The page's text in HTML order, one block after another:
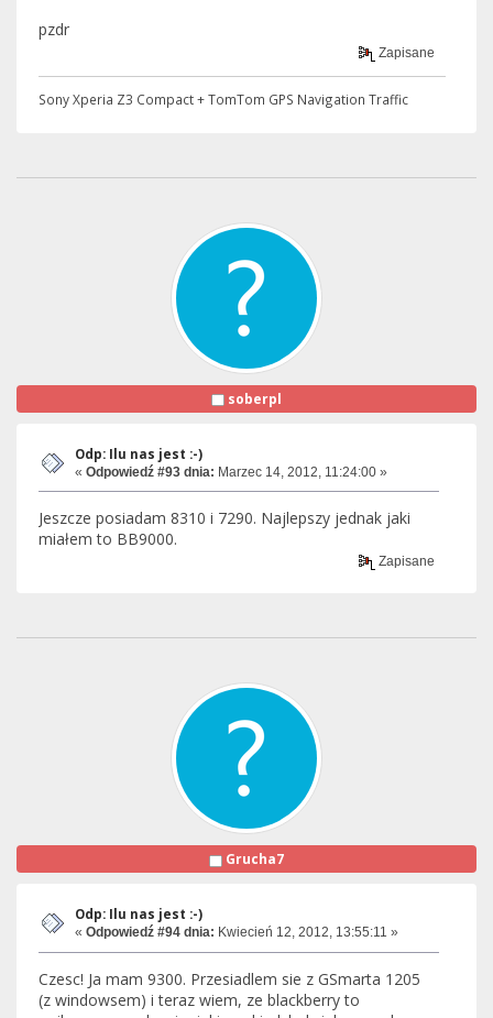
pzdr
Zapisane
Sony Xperia Z3 Compact + TomTom GPS Navigation Traffic
soberpl
Odp: Ilu nas jest :-)
« Odpowiedź #93 dnia: Marzec 14, 2012, 11:24:00 »
Jeszcze posiadam 8310 i 7290. Najlepszy jednak jaki
miałem to BB9000.
Zapisane
Grucha7
Odp: Ilu nas jest :-)
« Odpowiedź #94 dnia: Kwiecień 12, 2012, 13:55:11 »
Czesc! Ja mam 9300. Przesiadlem sie z GSmarta 1205
(z windowsem) i teraz wiem, ze blackberry to